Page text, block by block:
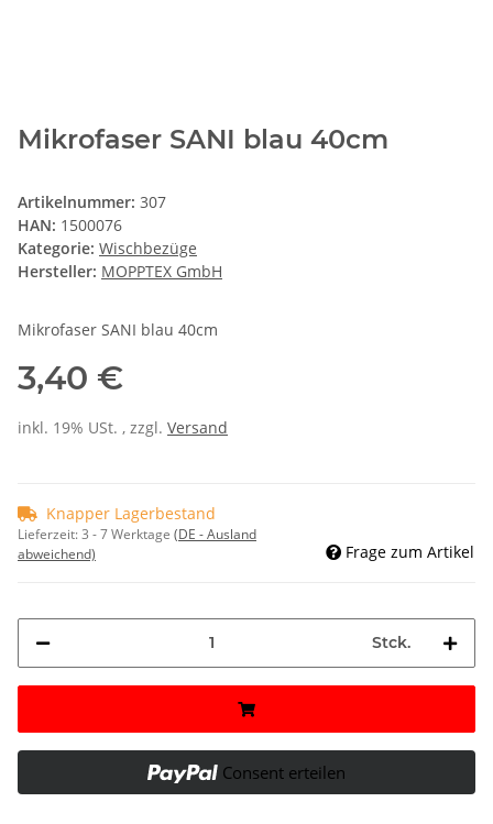
Mikrofaser SANI blau 40cm
Artikelnummer: 307
HAN: 1500076
Kategorie: Wischbezüge
Hersteller: MOPPTEX GmbH
Mikrofaser SANI blau 40cm
3,40 €
inkl. 19% USt. , zzgl. Versand
Knapper Lagerbestand
Lieferzeit:3 - 7 Werktage (DE - Ausland
abweichend)
Frage zum Artikel
Stck.
Consent erteilen